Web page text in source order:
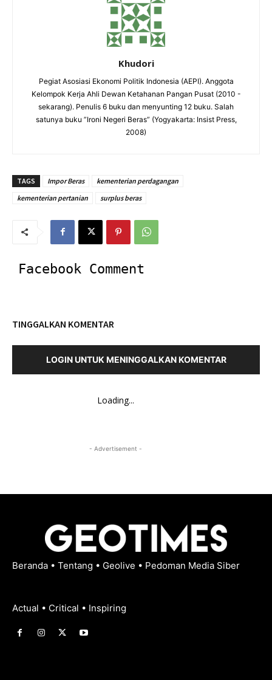
Khudori
Pegiat Asosiasi Ekonomi Politik Indonesia (AEPI). Anggota
Kelompok Kerja Ahli Dewan Ketahanan Pangan Pusat (2010 -
sekarang). Penulis 6 buku dan menyunting 12 buku. Salah
satunya buku ”Ironi Negeri Beras” (Yogyakarta: Insist Press,
2008)
TAGS Impor Beras
kementerian perdagangan
kementerian pertanian
surplus beras
Facebook Comment
TINGGALKAN KOMENTAR
LOGIN UNTUK MENINGGALKAN KOMENTAR
Loading...
- Advertisement -
Beranda • Tentang • Geolive • Pedoman Media Siber
Actual • Critical • Inspiring